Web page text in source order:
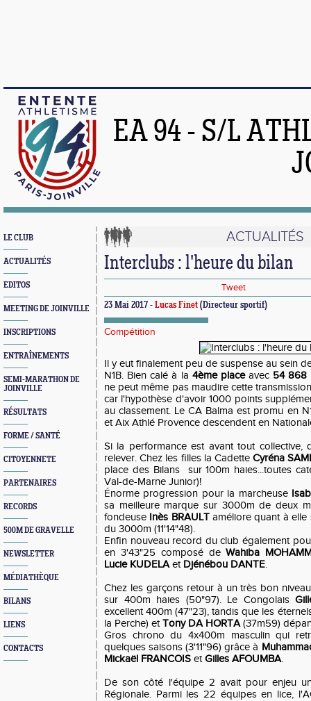
EA 94 - S/L
LE CLUB
ACTUALITÉS
EDITOS
MEETING DE JOINVILLE
INSCRIPTIONS
ENTRAÎNEMENTS
SEMI-MARATHON DE
JOINVILLE
RÉSULTATS
FORME / SANTÉ
CITOYENNETE
PARTENAIRES
RECORDS
500M DE GRAVELLE
NEWSLETTER
MÉDIATHÈQUE
BILANS
LIENS
CONTACTS
ACTUALITÉS
Interclubs : l'heure du bilan
Tweet
23 Mai 2017 - Lucas Finet (Directeur sportif)
Compétition
Il y eut finalement peu de suspense au sein
N1B. Bien calé à la 4ème placeavec 54 868
ne peut même pas maudire cette
car l'hypothèse d'avoir 1000 points
au classement. Le CA Balma est promu en
et Aix Athlé Provence descendent en
Si la performance est avant tout collective,
relever. Chez les filles la CadetteCyréna
place des Bilans sur 100m haies...toutes
Val-de-Marne Junior)!
Énorme progression pour la marcheuse
sa meilleure marque sur 3000m de deux
fondeuse Inès BRAULTaméliore quant à elle
du 3000m (11'14"48).
Enfin nouveau record du club également
en 3'43"25 composé deWahiba
Lucie KUDELAet Djénébou DANTE.
Chez les garçons retour à un très bon
sur 400m haies (50"97). Le Congolais
excellent 400m (47"23), tandis que les
la Perche) etTony DA HORTA(37m59)
Gros chrono du 4x400m masculin qui
quelques saisons (3'11"96) grâce à
Mickaël FRANCOIS etGilles AFOUMBA.
De son côté l'équipe 2 avait pour enjeu
Régionale. Parmi les 22 équipes en lice,